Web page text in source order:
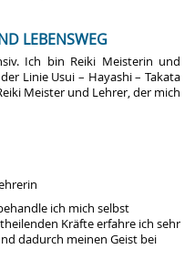
LEBENSWEG
Ich bin Reiki Meisterin und
Linie Usui – Hayashi – Takata
Meister und Lehrer, der mich
ich mich selbst
Kräfte erfahre ich sehr
dadurch meinen Geist bei